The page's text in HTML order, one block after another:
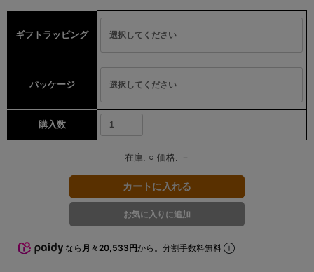
在庫: ○ 価格: －
ギフトラッピング
パッケージ
購入数
なら 月々20,533円から。分割手数料無料